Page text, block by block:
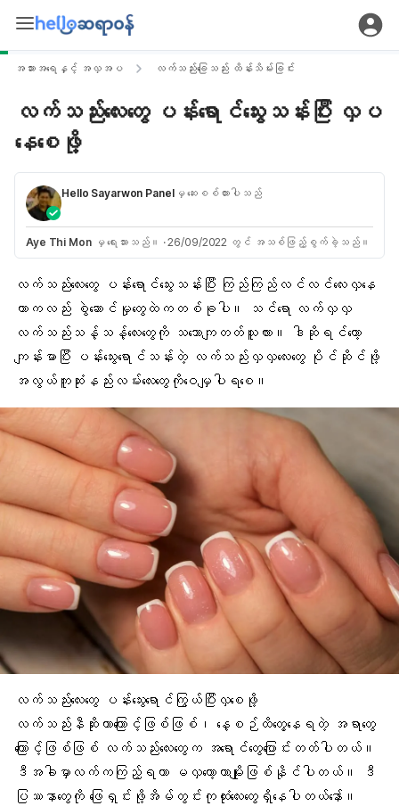
အသားအရေနှင့် အလှအပ လက်သည်းခြေသည်း ထိန်းသိမ်းခြင်း
လက်သည်းလေးတွေ ပန်းရောင်သွေးသန်းပြီး လှပ
နေစေဖို့
Hello Sayarwon Panelမှ ဆေးစစ်ထားပါသည်
Aye Thi Monမှ ရေးသားသည်။ ·26/09/2022 တွင် အသစ်ဖြည့်စွက်ခဲ့သည်။
လက်သည်းလေးတွေ ပန်းရောင်သွေးသန်းပြီး ကြည်ကြည်လင်လင်လေးလှနေ
တာကလည်း စွဲဆောင်မှုတွေထဲကတစ်ခုပါ။ သင်ရော လက်လှလှ
လက်သည်းသန့်သန့်လေးတွေကို သဘောကျတတ်သူလား။ ဒါဆိုရင်တော့
ကျန်းမာပြီး ပန်းသွေးရောင်သန်းတဲ့ လက်သည်းလှလှလေးတွေ ပိုင်ဆိုင်ဖို့
အလွယ်ကူဆုံးနည်းလမ်းလေးတွေကိုဝေမျှပါရစေ။
လက်သည်းလေးတွေ ပန်းသွေးရောင်ကြွယ်ပြီးလှစေဖို့
လက်သည်းနီ ဆိုးတာကြောင့်ဖြစ်ဖြစ်၊ နေ့စဉ်ထိတွေ့နေရတဲ့ အရာတွေ
ကြောင့်ဖြစ်ဖြစ် လက်သည်းလေးတွေက အရောင်တွေပြောင်းတတ်ပါတယ်။
ဒီအခါမှာလက်ကကြည့်ရတာ မလှတော့တာမျိုးဖြစ်နိုင်ပါတယ်။ ဒီ
ပြဿနာတွေကို ဖြေရှင်းဖို့အိမ်တွင်းကုထုံးလေးတွေရှိနေပါတယ်နော်။